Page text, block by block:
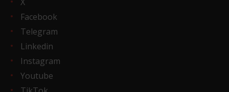
Facebook
Telegram
Linkedin
Instagram
Youtube